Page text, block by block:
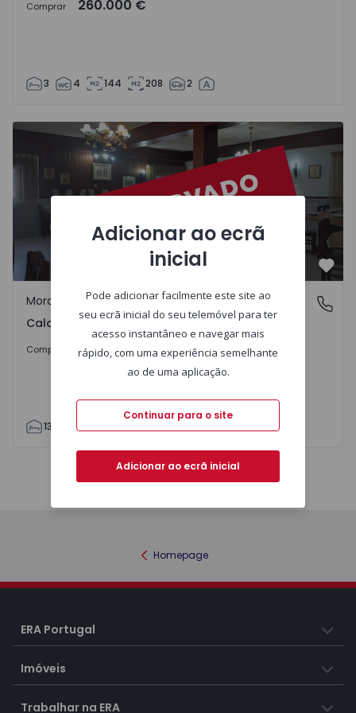
Comprar 260.000 €
3 4 144 208 2
Moradia T13 Nelas - 1261310 - 35
Caldas da Felgueira, Nelas
Moradia
Caldas da Felgueira, Nelas
Comprar 530.750 €
13 3
Mapa Lista
Homepage
ERA Portugal
Imóveis
Trabalhar na ERA
Adicionar ao ecrã
inicial
Pode adicionar facilmente este site ao
seu ecrã inicial do seu telemóvel para ter
acesso instantâneo e navegar mais
rápido, com uma experiência semelhante
ao de uma aplicação.
Continuar para o site
Adicionar ao ecrã inicial